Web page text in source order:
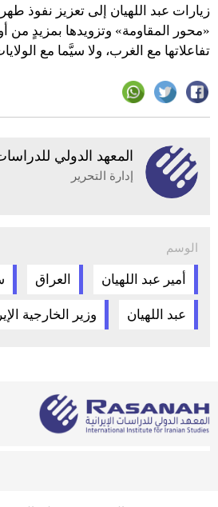
زيارات عبد اللهيان إلى تعزيز نفوذ
«محور المقاومة» وتزويدها بمزيدٍ
تفاعلاتها مع الغرب، ولا سيَّما مع
المعهد الدولي
إدارة التحرير
الوسم
أمير عبد اللهيان العراق
عبد اللهيان وزير الخارجية